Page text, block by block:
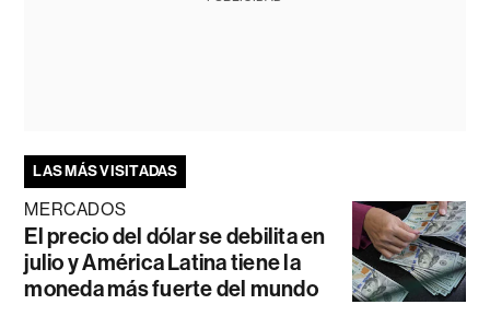
LAS MÁS VISITADAS
MERCADOS
El precio del dólar se debilita en
julio y América Latina tiene la
moneda más fuerte del mundo